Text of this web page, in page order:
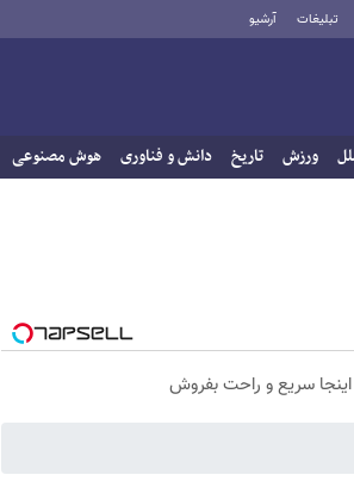
تبلیغات آرشیو
ورزش تاریخ دانش و فناوری هوش مصنوعی
سریع و راحت بفروش